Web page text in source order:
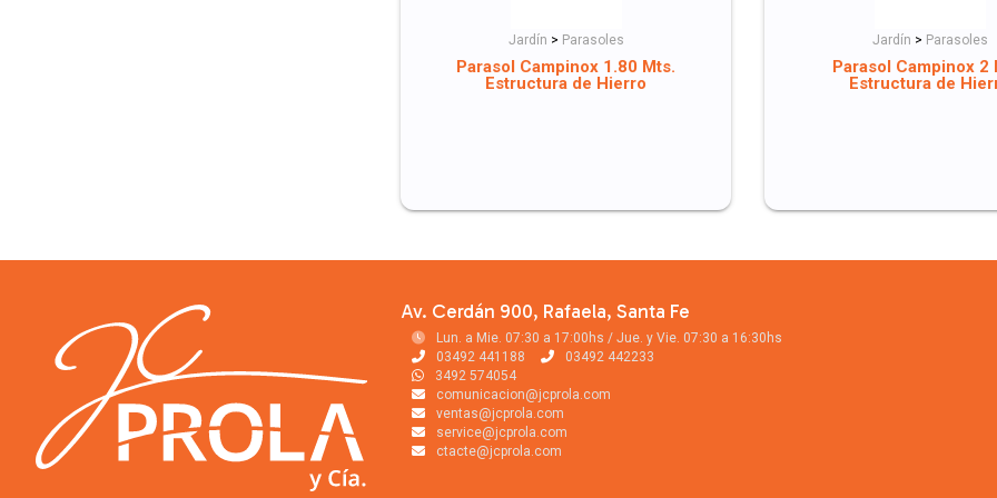
Jardín > Parasoles
Parasol Campinox 1.80 Mts.
Estructura de Hierro
Jardín > Parasoles
Parasol Campinox 2
Estructura de
Av. Cerdán 900, Rafaela, Santa Fe
Lun. a Mie. 07:30 a 17:00hs / Jue. y Vie. 07:30 a 16:30hs
03492 441188
03492 442233
3492 574054
comunicacion@jcprola.com
ventas@jcprola.com
service@jcprola.com
ctacte@jcprola.com